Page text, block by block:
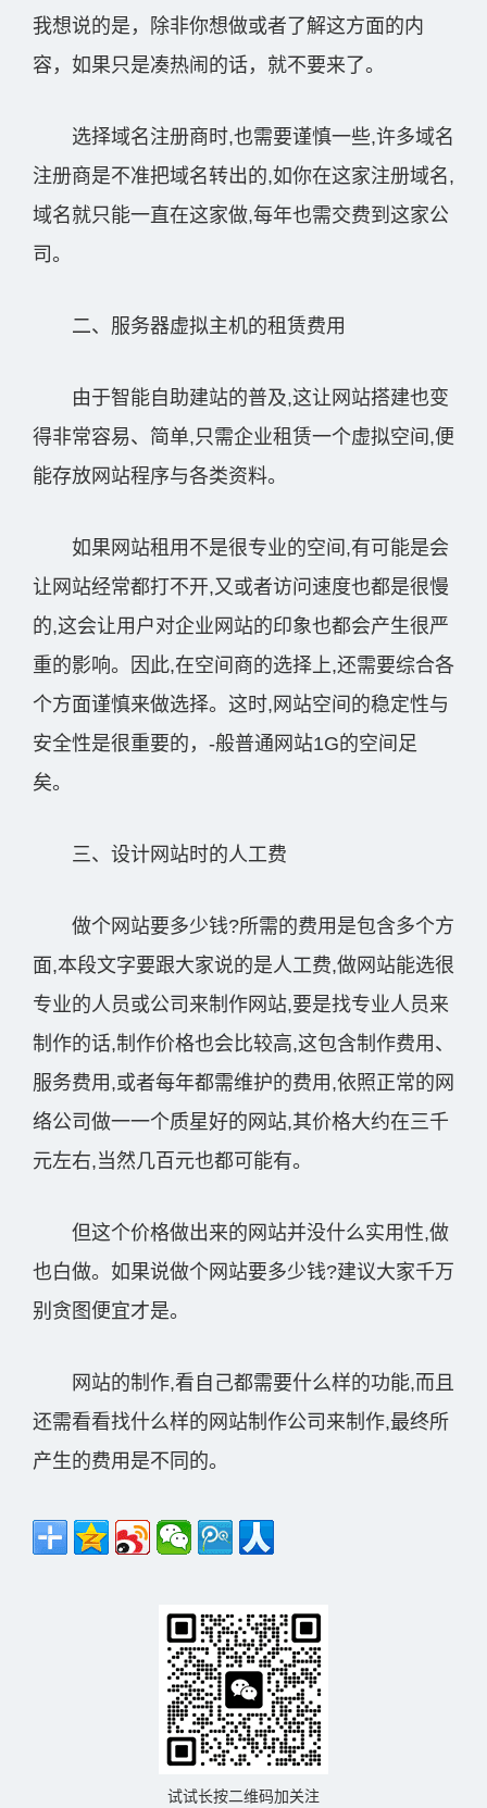
我想说的是，除非你想做或者了解这方面的内
容，如果只是凑热闹的话，就不要来了。
选择域名注册商时,也需要谨慎一些,许多域名
注册商是不准把域名转出的,如你在这家注册域名,
域名就只能一直在这家做,每年也需交费到这家公
司。
二、服务器虚拟主机的租赁费用
由于智能自助建站的普及,这让网站搭建也变
得非常容易、简单,只需企业租赁一个虚拟空间,便
能存放网站程序与各类资料。
如果网站租用不是很专业的空间,有可能是会
让网站经常都打不开,又或者访问速度也都是很慢
的,这会让用户对企业网站的印象也都会产生很严
重的影响。因此,在空间商的选择上,还需要综合各
个方面谨慎来做选择。这时,网站空间的稳定性与
安全性是很重要的，-般普通网站1G的空间足
矣。
三、设计网站时的人工费
做个网站要多少钱?所需的费用是包含多个方
面,本段文字要跟大家说的是人工费,做网站能选很
专业的人员或公司来制作网站,要是找专业人员来
制作的话,制作价格也会比较高,这包含制作费用、
服务费用,或者每年都需维护的费用,依照正常的网
络公司做一一个质星好的网站,其价格大约在三千
元左右,当然几百元也都可能有。
但这个价格做出来的网站并没什么实用性,做
也白做。如果说做个网站要多少钱?建议大家千万
别贪图便宜才是。
网站的制作,看自己都需要什么样的功能,而且
还需看看找什么样的网站制作公司来制作,最终所
产生的费用是不同的。
试试长按二维码加关注